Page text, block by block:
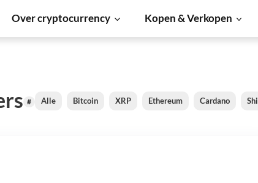
Over cryptocurrency Kopen & Verkopen
# Alle Bitcoin XRP Ethereum Cardano